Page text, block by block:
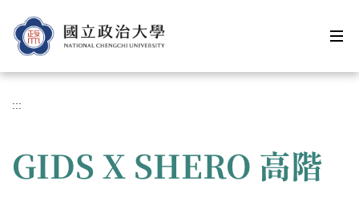
到
主
內
區
:::
GIDS X SHERO 高階